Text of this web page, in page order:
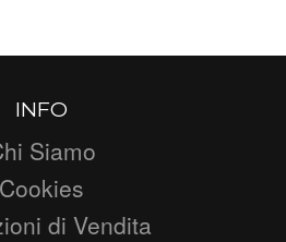
INFO
Siamo
Cookies
di Vendita